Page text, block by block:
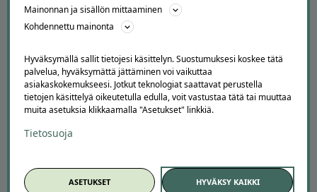
SESONGISSA
Mainonnan ja sisällön mittaaminen
Kohdennettu mainonta
Hyväksymällä sallit tietojesi käsittelyn. Suostumuksesi koskee tätä
palvelua, hyväksymättä jättäminen voi vaikuttaa
asiakaskokemukseesi. Jotkut teknologiat saattavat perustella
tietojen käsittelyä oikeutetulla edulla, voit vastustaa tätä tai muuttaa
muita asetuksia klikkaamalla "Asetukset" linkkiä.
Tietosuoja
ASETUKSET HYVÄKSY KAIKKI